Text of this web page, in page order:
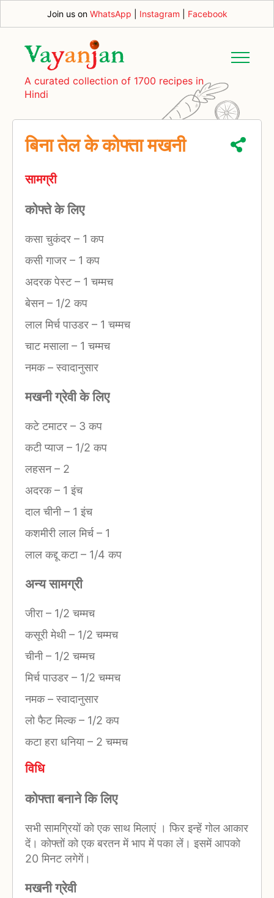
Join us on WhatsApp Instagram Facebook
A curated collection of 1700 recipes in
Hindi
बिना तेल के कोफ्ता मखनी
सामग्री
कोफ्ते के लिए
कसा चुकंदर – 1 कप
कसी गाजर – 1 कप
अदरक पेस्ट– 1 चम्मच
बेसन– 1/2 कप
लाल मिर्च पाउडर – 1 चम्मच
चाट मसाला– 1 चम्मच
नमक–स्वादानुसार
मखनी ग्रेवी के लिए
कटे टमाटर – 3 कप
कटी प्याज – 1/2 कप
लहसन– 2
अदरक– 1 इंच
दाल चीनी– 1 इंच
कशमीरी लाल मिर्च– 1
लाल कद्दू कटा– 1/4 कप
अन्‍य सामग्री
जीरा– 1/2 चम्मच
कसूरी मेथी– 1/2 चम्मच
चीनी– 1/2 चम्मच
मिर्च पाउडर – 1/2 चम्मच
नमक–स्वादानुसार
लो फैट मिल्‍क– 1/2 कप
कटा हरा धनिया– 2 चम्मच
विधि
कोफ्ता बनाने कि लिए
सभी सामग्रियों को एक साथ मिलाएं । फिर इन्‍हें गोल आकार
दें। कोफ्तों को एक बरतन में भाप में पका लें। इसमें आपको
20 मिनट लगेगें।
मखनी ग्रेवी